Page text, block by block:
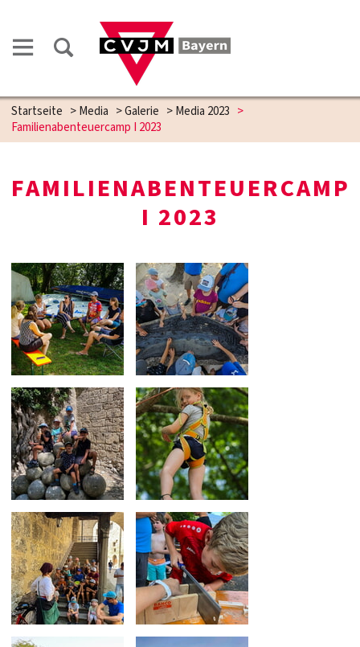
Startseite >Media >Galerie >Media 2023 >
Familienabenteuercamp I 2023
FAMILIENABENTEUERCAMP
I 2023